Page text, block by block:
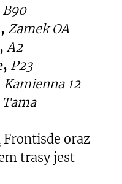
B90
Zamek OA
A2
P23
Kamienna 12
Tama
Frontisde oraz
trasy jest